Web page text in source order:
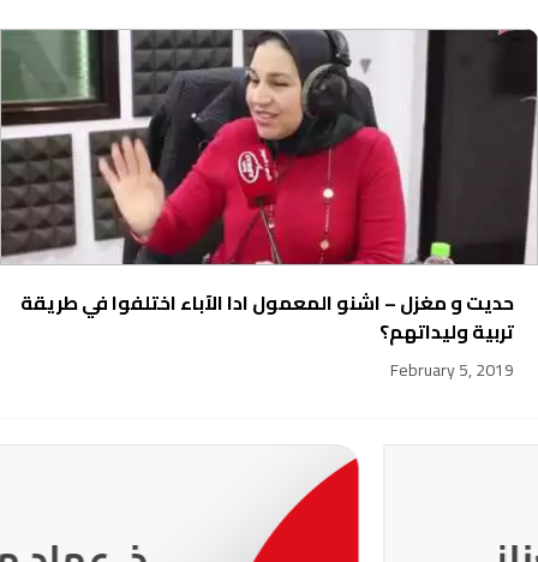
حديت و مغزل – اشنو المعمول ادا الآباء اختلفوا في طريقة
تربية وليداتهم؟
February 5, 2019